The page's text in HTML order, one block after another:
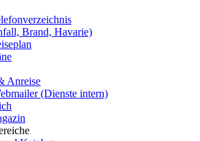
Brand, Havarie)
Anreise
(Dienste intern)